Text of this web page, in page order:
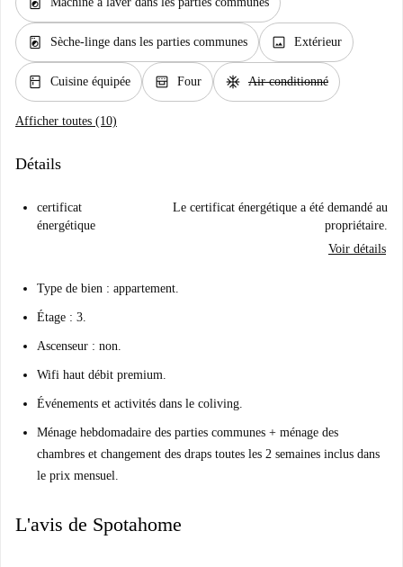
local_laundry_service Sèche-linge dans les parties communes image Extérieur
kitchen Cuisine équipée oven_gen Four ac_unit Air conditionné
Afficher toutes (10)
Détails
certificat
énergétique
Le certificat énergétique a été demandé au
propriétaire.
Voir détails
Type de bien : appartement.
Étage : 3.
Ascenseur : non.
Wifi haut débit premium.
Événements et activités dans le coliving.
Ménage hebdomadaire des parties communes + ménage des
chambres et changement des draps toutes les 2 semaines inclus dans
le prix mensuel.
L'avis de Spotahome